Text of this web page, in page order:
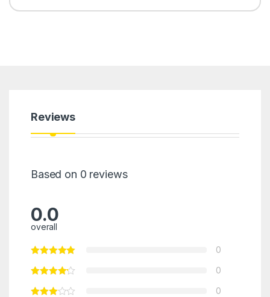
Reviews
Based on 0 reviews
0.0
overall
0
0
0